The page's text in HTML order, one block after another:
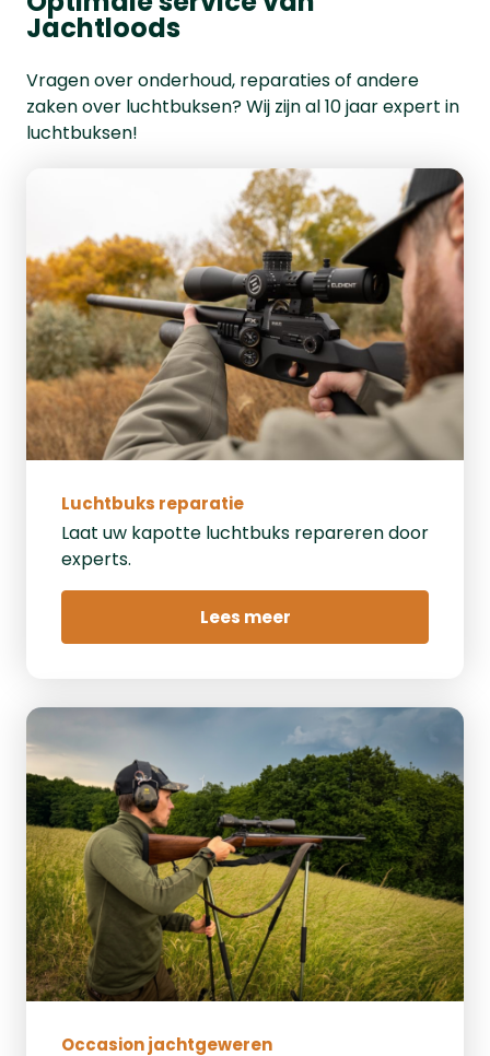
Jachtloods
Vragen over onderhoud, reparaties of andere
zaken over luchtbuksen? Wij zijn al 10 jaar expert in
luchtbuksen!
Luchtbuks reparatie
Laat uw kapotte luchtbuks repareren door
experts.
Lees meer
Occasion jachtgeweren